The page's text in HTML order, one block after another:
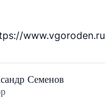
www.vgoroden.ru
Семенов